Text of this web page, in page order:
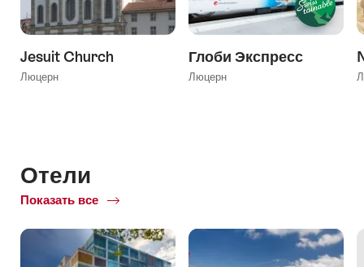
Jesuit Church
Люцерн
Глоби Экспресс
Люцерн
Отели
Показать все
of